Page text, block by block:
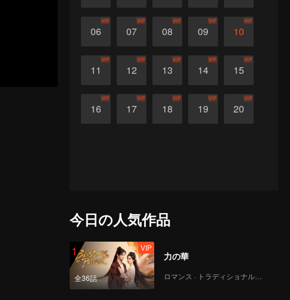
06
VIP
07
VIP
08
VIP
09
VIP
10
VIP
11
VIP
12
VIP
13
VIP
14
VIP
15
VIP
16
VIP
17
VIP
18
VIP
19
VIP
20
VIP
今日の人気作品
1
全36話
VIP
力の華
ロマンス · トラディショナル・コスチューム